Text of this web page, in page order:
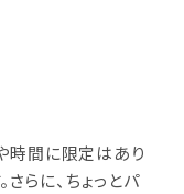
時間に限定はあり
らに、ちょっとパ